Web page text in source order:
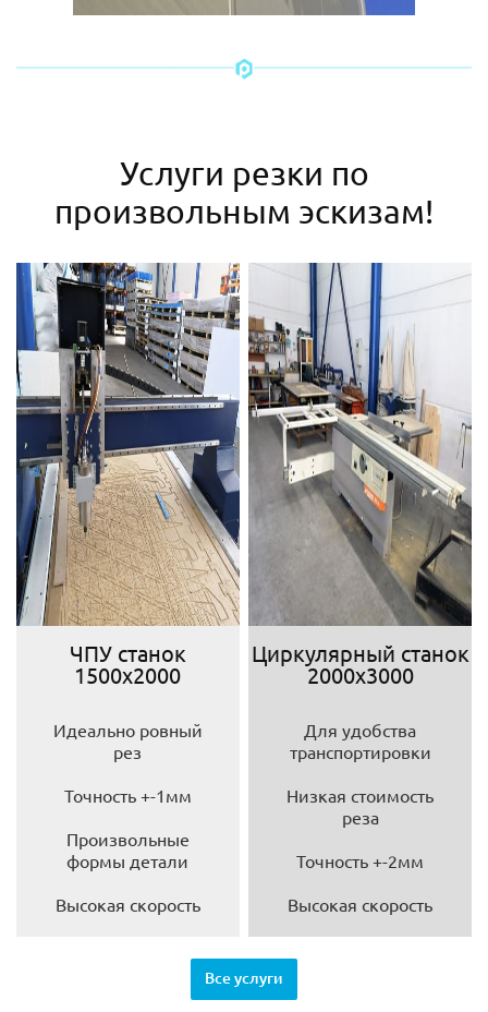
Услуги резки по
произвольным эскизам!
ЧПУ станок
1500х2000
Идеально ровный
рез
Точность +-1мм
Произвольные
формы детали
Высокая скорость
Циркулярный станок
2000х3000
Для удобства
транспортировки
Низкая стоимость
реза
Точность +-2мм
Высокая скорость
Все услуги